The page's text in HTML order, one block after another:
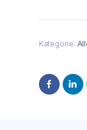
Kategorie: